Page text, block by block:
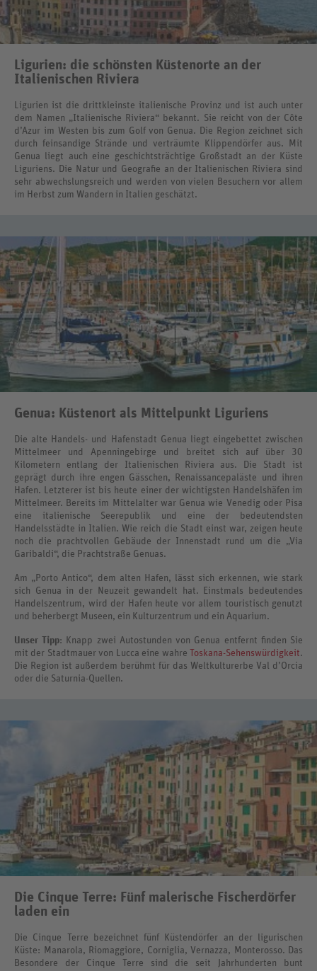
Ligurien: die schönsten Küstenorte an der
Italienischen Riviera
Ligurien ist die drittkleinste italienische Provinz und ist auch unter
dem Namen „Italienische Riviera“ bekannt. Sie reicht von der Côte
d’Azur im Westen bis zum Golf von Genua. Die Region zeichnet sich
durch feinsandige Strände und verträumte Klippendörfer aus. Mit
Genua liegt auch eine geschichtsträchtige Großstadt an der Küste
Liguriens. Die Natur und Geografie an der Italienischen Riviera sind
sehr abwechslungsreich und werden von vielen Besuchern vor allem
im Herbst zum Wandern in Italien geschätzt.
Genua: Küstenort als Mittelpunkt Liguriens
Die alte Handels- und Hafenstadt Genua liegt eingebettet zwischen
Mittelmeer und Apenningebirge und breitet sich auf über 30
Kilometern entlang der Italienischen Riviera aus. Die Stadt ist
geprägt durch ihre engen Gässchen, Renaissancepaläste und ihren
Hafen. Letzterer ist bis heute einer der wichtigsten Handelshäfen im
Mittelmeer. Bereits im Mittelalter war Genua wie Venedig oder Pisa
eine italienische Seerepublik und eine der bedeutendsten
Handelsstädte in Italien. Wie reich die Stadt einst war, zeigen heute
noch die prachtvollen Gebäude der Innenstadt rund um die „Via
Garibaldi“, die Prachtstraße Genuas.
Am „Porto Antico“, dem alten Hafen, lässt sich erkennen, wie stark
sich Genua in der Neuzeit gewandelt hat. Einstmals bedeutendes
Handelszentrum, wird der Hafen heute vor allem touristisch genutzt
und beherbergt Museen, ein Kulturzentrum und ein Aquarium.
Unser Tipp: Knapp zwei Autostunden von Genua entfernt finden Sie
mit der Stadtmauer von Lucca eine wahre
Toskana-Sehenswürdigkeit.
Die Region ist außerdem berühmt für das Weltkulturerbe Val d’Orcia
oder die Saturnia-Quellen.
Die Cinque Terre: Fünf malerische Fischerdörfer
laden ein
Die Cinque Terre bezeichnet fünf Küstendörfer an der ligurischen
Küste: Manarola, Riomaggiore, Corniglia, Vernazza, Monterosso. Das
Besondere der Cinque Terre sind die seit Jahrhunderten bunt